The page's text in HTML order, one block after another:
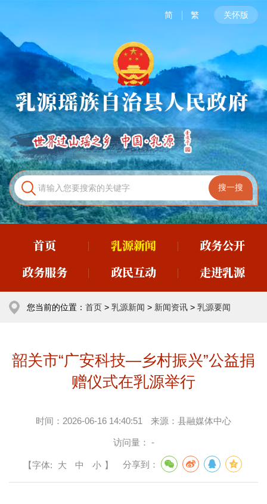
简 繁 关怀版
首页 乳源新闻
政务公开
政务服务
政民互动 走进乳源
您当前的位置： 首页 > 乳源新闻 > 新闻资讯 > 乳源要闻
韶关市“广安科技—乡村振兴”公益捐
赠仪式在乳源举行
时间： 2026-06-16 14:40:51 来源： 县融媒体中心
访问量： -
【字体: 大 中 小 】 分享到：